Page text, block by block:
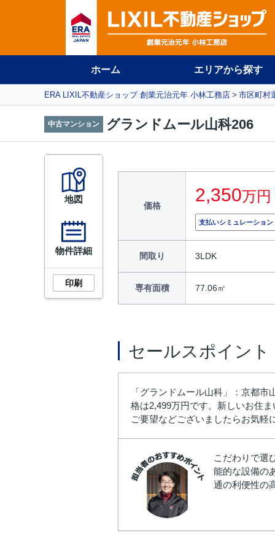
ホーム エリアから探す
ERA LIXIL不動産ショップ 創業元治元年 小林工務店 市区町村
中古マンション グランドムール山科206
価格
2,350万円
支払いシミュレーション
間取り 3LDK
専有面積 77.06㎡
地図
物件詳細
印刷
セールスポイント
「グランドムール山科」：京都
格は2,499万円です。新しいお住
ご要望などございましたらお気軽
こだわりで選
能的な設備の
通の利便性の